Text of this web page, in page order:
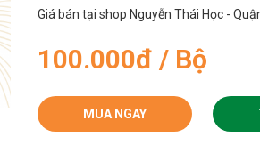
Giá bán tại shop Nguyễn Thái Học -
100.000đ / Bộ
MUA NGAY